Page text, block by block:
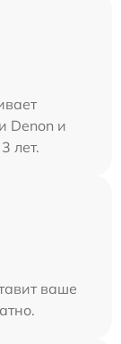
Denon и
лет.
ваше